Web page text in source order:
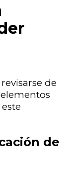
de
de